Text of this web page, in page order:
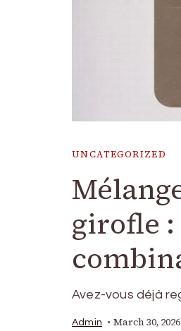
UNCATEGORIZED
girofle
Avez-vous déjà
Admin March 30, 2026